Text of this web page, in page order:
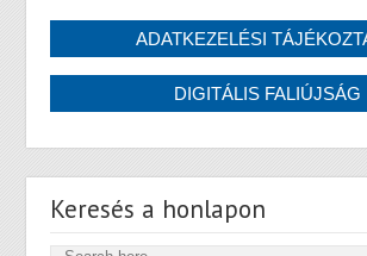
Keresés a honlapon